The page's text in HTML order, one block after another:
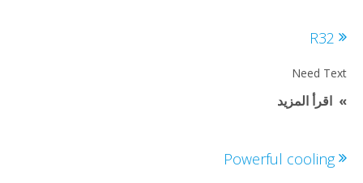
Need
اقرأ المزيد
Powerful